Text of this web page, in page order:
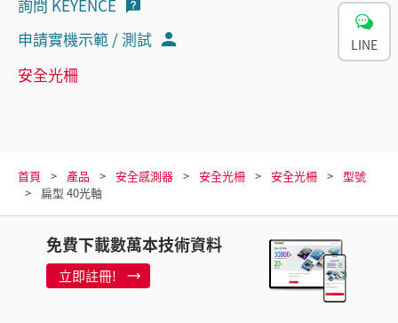
詢問 KEYENCE
申請實機示範 / 測試
安全光柵
首頁 產品 安全感測器 安全光柵 安全光柵
型號
扁型 40光軸
免費下載數萬本技術資料
立即註冊!
LINE